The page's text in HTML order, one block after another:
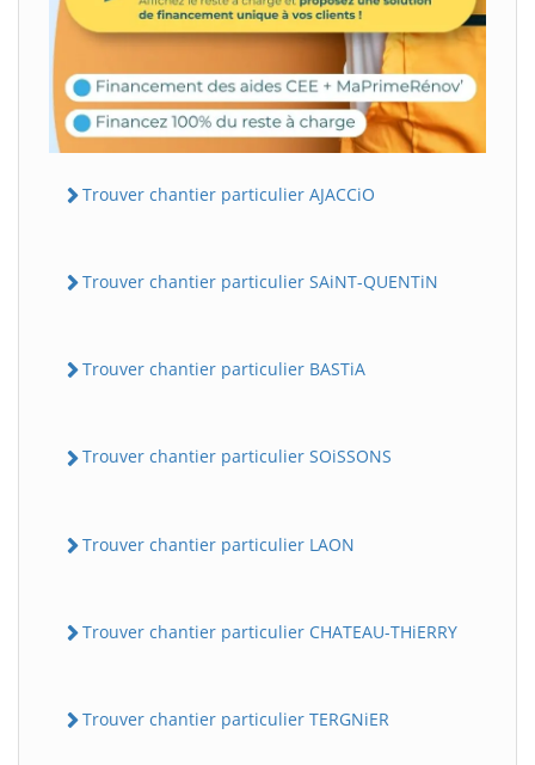
Trouver chantier particulier AJACCiO
Trouver chantier particulier SAiNT-QUENTiN
Trouver chantier particulier BASTiA
Trouver chantier particulier SOiSSONS
Trouver chantier particulier LAON
Trouver chantier particulier CHATEAU-THiERRY
Trouver chantier particulier TERGNiER